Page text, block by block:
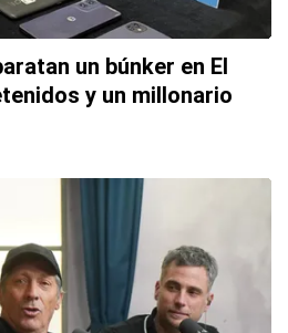
un búnker en El
y un millonario